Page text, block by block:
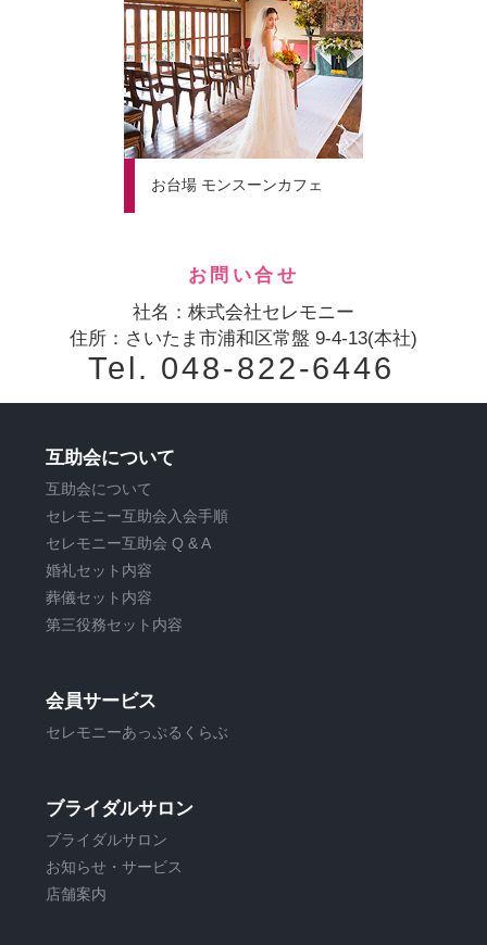
お台場 モンスーンカフェ
お問い合せ
社名：株式会社セレモニー
住所：さいたま市浦和区常盤 9-4-13(本社)
Tel. 048-822-6446
互助会について
互助会について
セレモニー互助会入会手順
セレモニー互助会 Q & A
婚礼セット内容
葬儀セット内容
第三役務セット内容
会員サービス
セレモニーあっぷるくらぶ
ブライダルサロン
ブライダルサロン
お知らせ・サービス
店舗案内